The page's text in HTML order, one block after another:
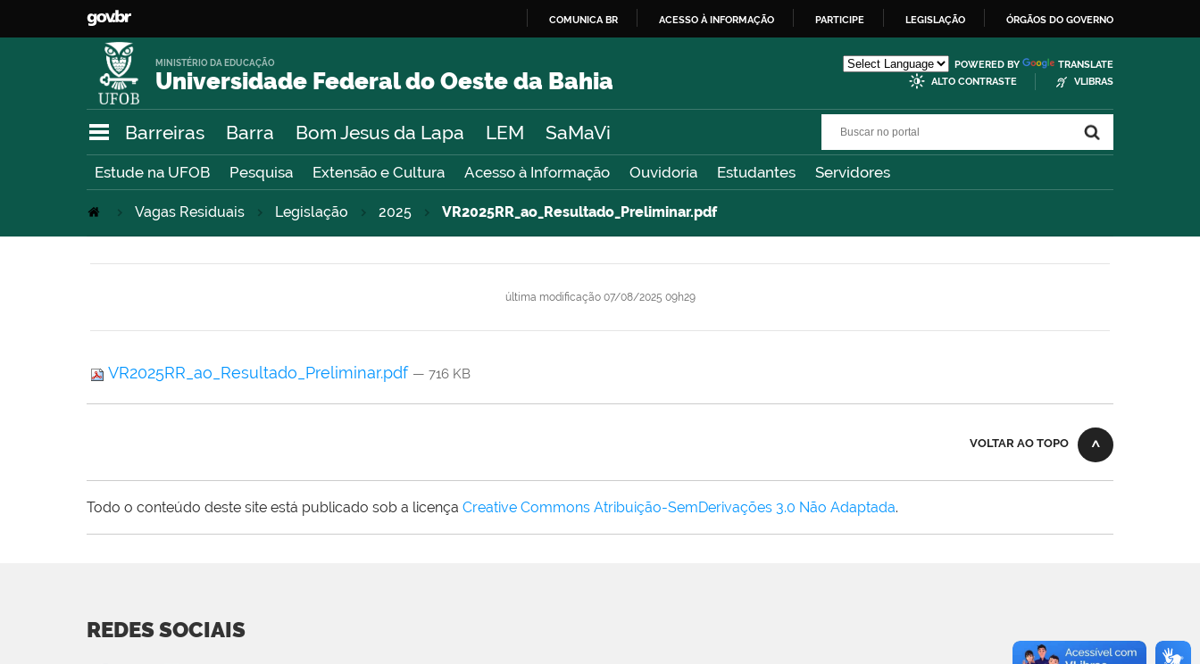
O
COMUNICA BR ACESSO À INFORMAÇÃO PARTICIPE LEGISLAÇÃO ÓRGÃOS DO GOVERNO
Universidade Federal do Oeste da Bahia
MINISTÉRIO DA EDUCAÇÃO POWERED BY
TRANSLATE
ALTO CONTRASTE
VLIBRAS
Barreiras Barra Bom Jesus da Lapa LEM SaMaVi
Estude na UFOB Pesquisa Extensão e Cultura Acesso à Informação Ouvidoria Estudantes Servidores
Vagas Residuais Legislação 2025 VR2025RR_ao_Resultado_Preliminar.pdf
última modificação07/08/2025 09h29
VR2025RR_ao_Resultado_Preliminar.pdf — 716 KB
VOLTAR AO TOPO
Todo o conteúdo deste site está publicado sob a licença Creative Commons Atribuição-SemDerivações 3.0 Não Adaptada.
REDES SOCIAIS